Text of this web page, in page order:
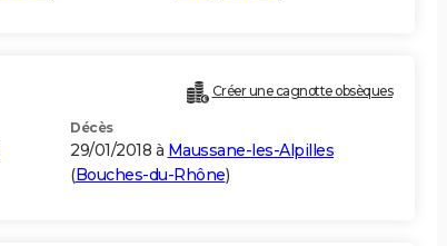
Créer une cagnotte obsèques
Décès
29/01/2018 à Maussane-les-Alpilles
(Bouches-du-Rhône)